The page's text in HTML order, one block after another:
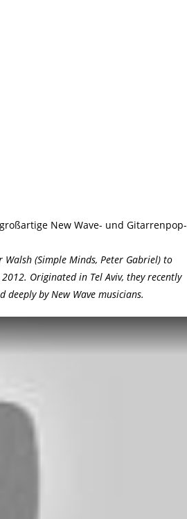
New Wave- und Gitarrenpop-
(Simple Minds, Peter Gabriel) to
Originated in Tel Aviv, they recently
by New Wave musicians.